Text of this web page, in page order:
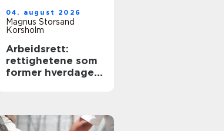
04. august 2026
Magnus Storsand
Korsholm
Arbeidsrett:
rettighetene som
former hverdagen